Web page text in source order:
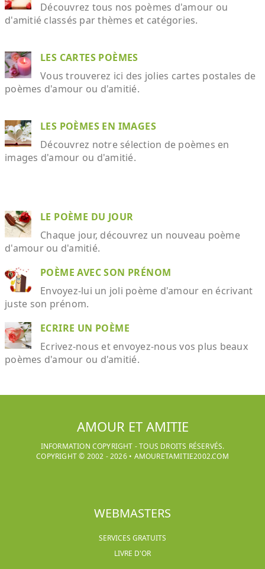
Découvrez tous nos poèmes d'amour ou
d'amitié classés par thèmes et catégories.
LES CARTES POÈMES
Vous trouverez ici des jolies cartes postales de
poèmes d'amour ou d'amitié.
LES POÈMES EN IMAGES
Découvrez notre sélection de poèmes en
images d'amour ou d'amitié.
LE POÈME DU JOUR
Chaque jour, découvrez un nouveau poème
d'amour ou d'amitié.
POÈME AVEC SON PRÉNOM
Envoyez-lui un joli poème d'amour en écrivant
juste son prénom.
ECRIRE UN POÈME
Ecrivez-nous et envoyez-nous vos plus beaux
poèmes d'amour ou d'amitié.
AMOUR ET AMITIE
INFORMATION COPYRIGHT - TOUS DROITS RÉSERVÉS.
COPYRIGHT © 2002 -2026• AMOURETAMITIE2002.COM
WEBMASTERS
SERVICES GRATUITS
LIVRE D'OR